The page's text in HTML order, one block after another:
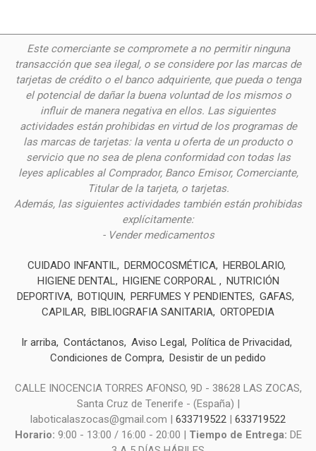
Este comerciante se compromete a no permitir ninguna
transacción que sea ilegal, o se considere por las marcas de
tarjetas de crédito o el banco adquiriente, que pueda o tenga
el potencial de dañar la buena voluntad de los mismos o
influir de manera negativa en ellos. Las siguientes
actividades están prohibidas en virtud de los programas de
las marcas de tarjetas: la venta u oferta de un producto o
servicio que no sea de plena conformidad con todas las
leyes aplicables al Comprador, Banco Emisor, Comerciante,
Titular de la tarjeta, o tarjetas.
Además, las siguientes actividades también están prohibidas
explícitamente:
- Vender medicamentos
CUIDADO INFANTIL DERMOCOSMÉTICA HERBOLARIO
HIGIENE DENTAL HIGIENE CORPORAL
NUTRICIÓN
DEPORTIVA BOTIQUIN PERFUMES Y PENDIENTES
GAFAS
CAPILAR BIBLIOGRAFIA SANITARIA ORTOPEDIA
Ir arriba Contáctanos Aviso Legal
Política de Privacidad
Condiciones de Compra Desistir de un pedido
CALLE INOCENCIA TORRES AFONSO, 9D - 38628 LAS ZOCAS,
Santa Cruz de Tenerife - (España) |
laboticalaszocas@gmail.com | 633719522 | 633719522
Horario: 9:00 - 13:00 / 16:00 - 20:00 | Tiempo de Entrega: DE